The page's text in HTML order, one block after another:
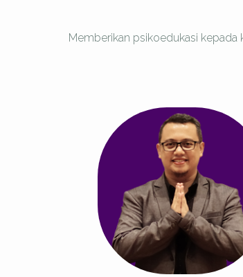
Memberikan psikoedukasi kepada